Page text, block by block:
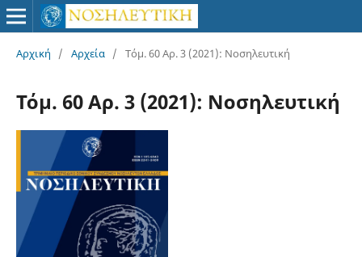
Αρχική / Αρχεία / Τόμ. 60 Αρ. 3 (2021): Νοσηλευτική
Τόμ. 60 Αρ. 3 (2021): Νοσηλευτική